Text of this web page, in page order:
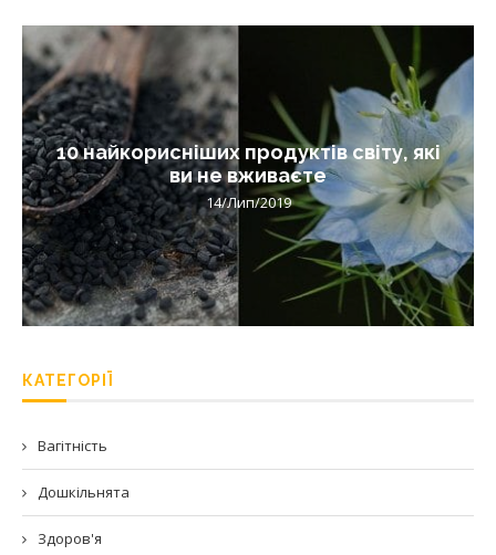
10 найкорисніших продуктів світу, які
ви не вживаєте
14/Лип/2019
КАТЕГОРІЇ
Вагітність
Дошкільнята
Здоров'я